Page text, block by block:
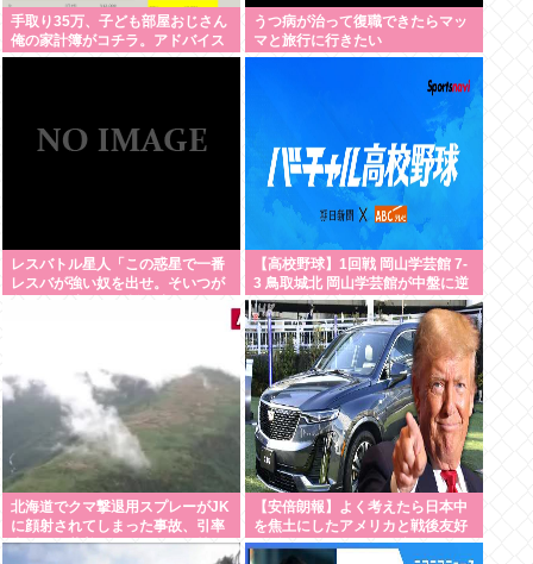
手取り35万、子ども部屋おじさん
俺の家計簿がコチラ。アドバイス
をくれ
うつ病が治って復職できたらマッ
マと旅行に行きたい
レスバトル星人「この惑星で一番
レスバが強い奴を出せ。そいつが
【高校野球】1回戦 岡山学芸館 7-
3 鳥取城北 岡山学芸館が中盤に逆
転し2回戦進出 鳥取県勢、夏の甲
子園11連敗
北海道でクマ撃退用スプレーがJK
に顔射されてしまった事故、引率
者が腰に装着していたものが枝に
【安倍朗報】よく考えたら日本中
を焦土にしたアメリカと戦後友好
関係築いてるのって奇跡だよな